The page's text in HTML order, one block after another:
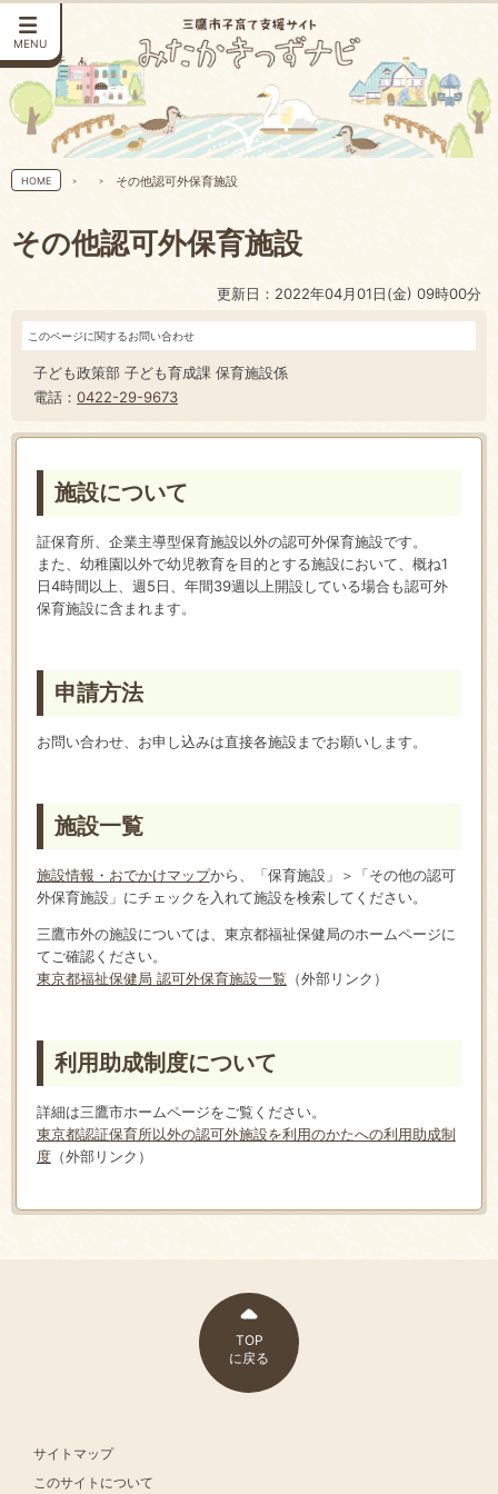
MENU
HOME その他認可外保育施設
その他認可外保育施設
更新日：2022年04月01日(金) 09時00分
このページに関するお問い合わせ
子ども政策部 子ども育成課 保育施設係
電話： 0422-29-9673
施設について
証保育所、企業主導型保育施設以外の認可外保育施設です。
また、幼稚園以外で幼児教育を目的とする施設において、概ね1
日4時間以上、週5日、年間39週以上開設している場合も認可外
保育施設に含まれます。
申請方法
お問い合わせ、お申し込みは直接各施設までお願いします。
施設一覧
施設情報・おでかけマップから、「保育施設」＞「その他の認可
外保育施設」にチェックを入れて施設を検索してください。
三鷹市外の施設については、東京都福祉保健局のホームページに
てご確認ください。
東京都福祉保健局 認可外保育施設一覧 （外部リンク）
利用助成制度について
詳細は三鷹市ホームページをご覧ください。
東京都認証保育所以外の認可外施設を利用のかたへの利用助成制
度（外部リンク）
TOP
に戻る
サイトマップ
このサイトについて